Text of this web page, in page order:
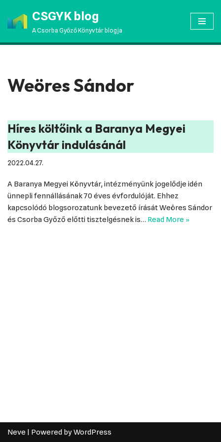
Skip
CSGYK blog
A Csorba Győző Könyvtár blogja
Weöres Sándor
Híres költőink a Baranya Megyei
Könyvtár indulásánál
2022.04.27.
A Baranya Megyei Könyvtár, intézményünk jogelődje idén
ünnepli fennállásának 70 éves évfordulóját. Ehhez
kapcsolódó blogsorozatunk bevezető írását Weöres Sándor
és Csorba Győző előtti tisztelgésnek is… Read More »
Neve | Powered byWordPress